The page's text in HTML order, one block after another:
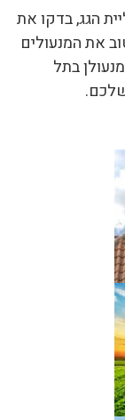
הגג, בדקו את
את המנעולים
בתל